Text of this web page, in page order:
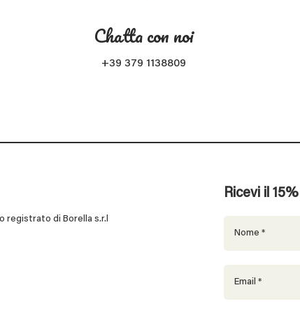
Chatta con noi
+39 379 1138809
registrato di Borella s.r.l
Ricevi il